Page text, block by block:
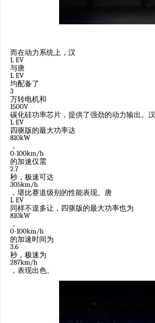
而在动力系统上，汉
L EV
与唐
L EV
均配备了
3
万转电机和
1500V
碳化硅功率芯片，提供了强劲的动力输出。汉
L EV
四驱版的最大功率达
810kW
，
0-100km/h
的加速仅需
2.7
秒，极速可达
305km/h
，堪比赛道级别的性能表现。唐
L EV
同样不遑多让，四驱版的最大功率也为
810kW
，
0-100km/h
的加速时间为
3.6
秒，极速为
287km/h
，表现出色。